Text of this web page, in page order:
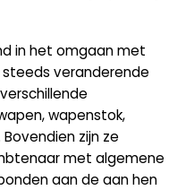
in het omgaan met
veranderende
wapenstok,
zijn ze
met algemene
aan de aan hen